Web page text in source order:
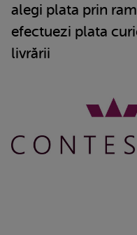
alegi plata prin
efectuezi plata
livrării